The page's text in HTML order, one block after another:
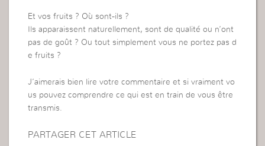
Et vos fruits ? Où sont-ils ?
Ils apparaissent naturellement, sont de qualité ou n’ont
pas de goût ? Ou tout simplement vous ne portez pas d
e fruits ?
J’aimerais bien lire votre commentaire et si vraiment vo
us pouvez comprendre ce qui est en train de vous être
transmis.
PARTAGER CET ARTICLE